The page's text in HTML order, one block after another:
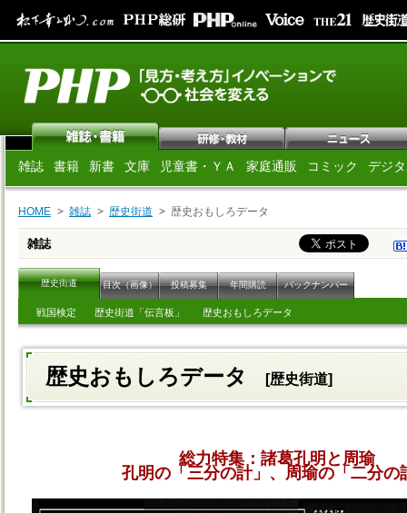
雑誌 書籍 新書 文庫 児童書・ＹＡ 家庭通販 コミック デジ
HOME 雑誌 歴史街道 歴史おもしろデータ
雑誌
歴史街道 目次（画像） 投稿募集 年間購読 バックナンバー
戦国検定 歴史街道「伝言板」 歴史おもしろデータ
歴史おもしろデータ [歴史街道]
総力特集：諸葛孔明と周瑜
孔明の「三分の計」、周瑜の「二分の